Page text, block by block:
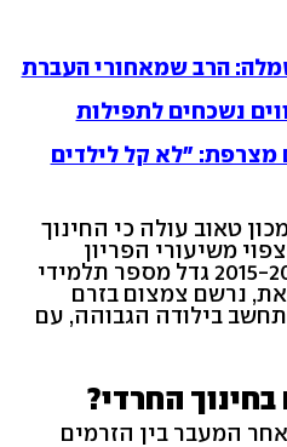
הרב שמאחורי העברת
נשכחים לתפילות
מצרפת: "לא קל לילדים
טאוב עולה כי החינוך
משיעורי הפריון
באוכלוסייה זו, ובשנים 2015-2013 גדל מספר תלמידי
לעומת זאת, נרשם צמצום בזרם
בילודה הגבוהה, עם
החרדי?
המעבר בין הזרמים